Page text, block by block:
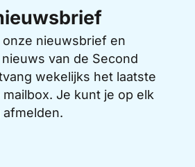
nieuwsbrief en
van de Second
wekelijks het laatste
Je kunt je op elk